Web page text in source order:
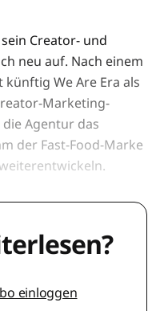
Creator- und
neu auf. Nach einem
We Are Era als
Marketing-
Agentur das
der Fast-Food-Marke
einloggen